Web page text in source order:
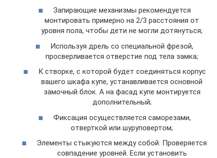
Запирающие механизмы рекомендуется
монтировать примерно на 2/3 расстояния от
уровня пола, чтобы дети не могли дотянуться;
Используя дрель со специальной фрезой,
просверливается отверстие под тела замка;
К створке, с которой будет соединяться корпус
вашего шкафа купе, устанавливается основной
замочный блок. А на фасад купе монтируется
дополнительный;
Фиксация осуществляется саморезами,
отверткой или шуруповертом;
Элементы стыкуются между собой. Проверяется
совпадение уровней. Если установить